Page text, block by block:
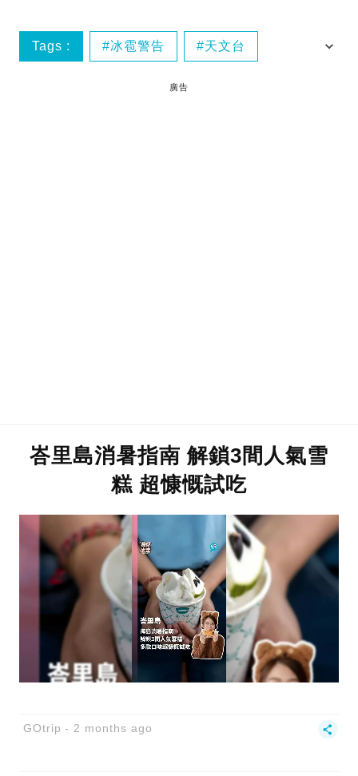
Tags : 冰雹警告 天文台
廣告
峇里島消暑指南 解鎖3間人氣雪
糕 超慷慨試吃
GOtrip 2 months ago